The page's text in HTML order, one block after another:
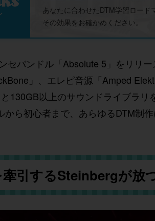
あなたに合わせたDTM学習ロード
その効果をお確かめください。
セバンドル「Absolute 5」をリリ
」、エレピ音源「Amped
130GB以上のサウンドライブラリ
から初心者まで、あらゆるDTM制
引するSteinbergが放